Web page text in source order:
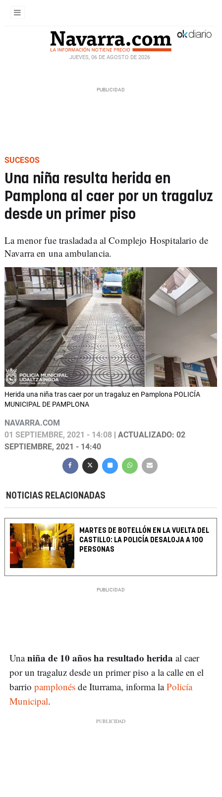
JUEVES, 06 DE AGOSTO DE 2026
SUCESOS
Una niña resulta herida en
Pamplona al caer por un tragaluz
desde un primer piso
La menor fue trasladada al Complejo Hospitalario de
Navarra en una ambulancia.
Herida una niña tras caer por un tragaluz en Pamplona POLICÍA
MUNICIPAL DE PAMPLONA
NAVARRA.COM
01 SEPTIEMBRE, 2021 - 14:08 | ACTUALIZADO: 02
SEPTIEMBRE, 2021 - 14:40
NOTICIAS RELACIONADAS
MARTES DE BOTELLÓN EN LA VUELTA DEL
CASTILLO: LA POLICÍA DESALOJA A 100
PERSONAS
Unaniña de 10 años ha resultado herida al caer
por un tragaluz desde un primer piso a la calle en el
barrio pamplonés de Iturrama, informa laPolicía
Municipal.